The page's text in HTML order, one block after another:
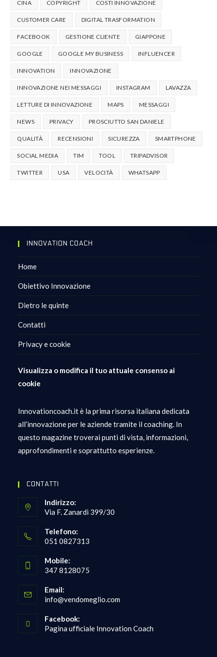
CINA COPYRIGHT COSTI INNOVAZIONE
CUSTOMER CARE DIGITAL TRASFORMATION
FACEBOOK GESTIONE CLIENTE GIAPPONE
GOOGLE GOOGLE MY BUSINESS INFLUENCER
INNOVATION INNOVAZIONE
INNOVAZIONE NEI MESSAGGI INSTAGRAM LAVAZZA
LETTURE DI INNOVAZIONE MAPS MESSAGGI
NEWS PRIVACY PROSCIUTTO SAN DANIELE
QUALITÀ RECENSIONI SICUREZZA SMARTPHONE
SOCIAL MEDIA TIM TOOL TRIPADVISOR
TWITTER USA VELOCITÀ WHATSAPP
INNOVATION COACH
Home
Obiettivo Innovazione
Dietro le quinte
Contatti
Privacy e cookie
Visualizza o modifica il tuo attuale consenso ai
cookie
Innovationcoach.it è la prima risorsa italiana dedicata
all’innovazione per le aziende tramite il coaching. In
questo magazine troverai punti di vista, informazioni,
approfondimenti e soprattutto esperienze.
CONTATTI
Indirizzo:
Via F. Zanardi 399/30
Telefono:
051 0827313
in
your
application
Mobile:
347 8128075
in
your
application
Email:
info@vendomeglio.com
application
Facebook:
Pagina ufficiale Innovation Coach